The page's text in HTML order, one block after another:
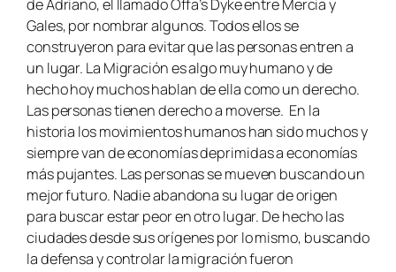
de Adriano, el llamado Offa’s Dyke entre Mercia y
Gales, por nombrar algunos. Todos ellos se
construyeron para evitar que las personas entren a
un lugar. La Migración es algo muy humano y de
hecho hoy muchos hablan de ella como un derecho.
Las personas tienen derecho a moverse. En la
historia los movimientos humanos han sido muchos y
siempre van de economías deprimidas a economías
más pujantes. Las personas se mueven buscando un
mejor futuro. Nadie abandona su lugar de origen
para buscar estar peor en otro lugar. De hecho las
ciudades desde sus orígenes por lo mismo, buscando
la defensa y controlar la migración fueron